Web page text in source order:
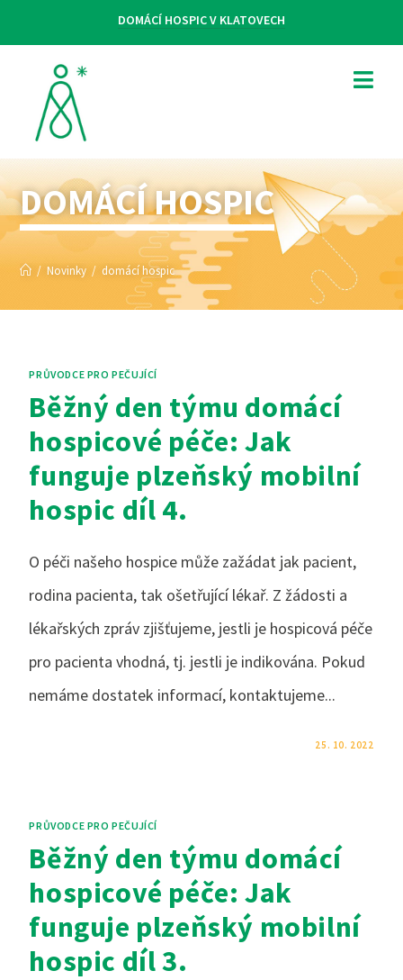
DOMÁCÍ HOSPIC V KLATOVECH
DOMÁCÍ HOSPIC
/ Novinky / domácí hospic
PRŮVODCE PRO PEČUJÍCÍ
Běžný den týmu domácí
hospicové péče: Jak
funguje plzeňský mobilní
hospic díl 4.
O péči našeho hospice může zažádat jak pacient,
rodina pacienta, tak ošetřující lékař. Z žádosti a
lékařských zpráv zjišťujeme, jestli je hospicová péče
pro pacienta vhodná, tj. jestli je indikována. Pokud
nemáme dostatek informací, kontaktujeme...
25. 10. 2022
PRŮVODCE PRO PEČUJÍCÍ
Běžný den týmu domácí
hospicové péče: Jak
funguje plzeňský mobilní
hospic díl 3.